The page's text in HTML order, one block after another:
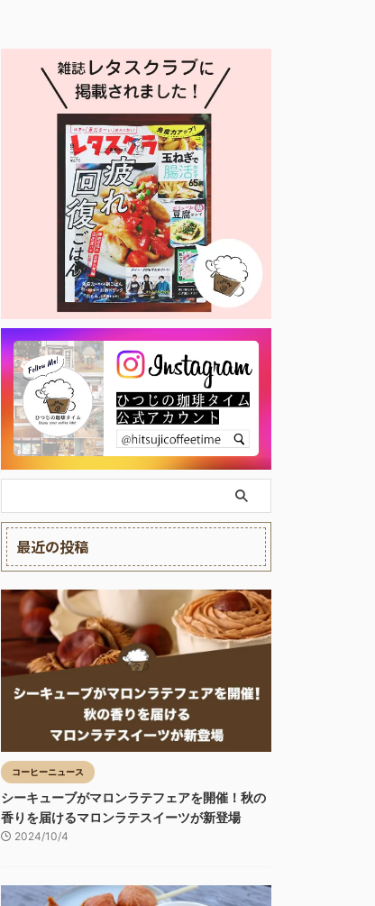
最近の投稿
コーヒーニュース
シーキューブがマロンラテフェアを開催！秋の
香りを届けるマロンラテスイーツが新登場
2024/10/4